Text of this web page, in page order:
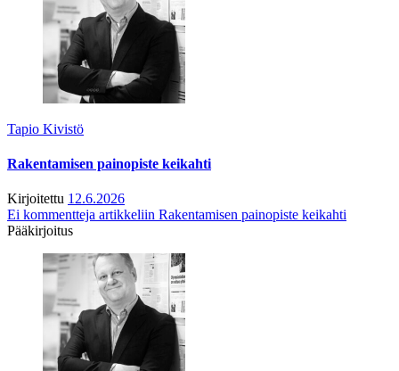
Tapio Kivistö
Rakentamisen painopiste keikahti
Kirjoitettu 12.6.2026
Ei kommentteja artikkeliin Rakentamisen painopiste keikahti
Pääkirjoitus